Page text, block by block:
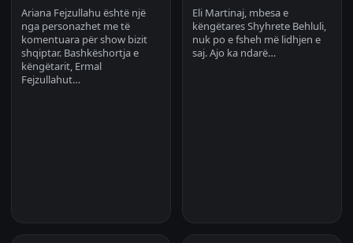
Ariana Fejzullahu është një
nga personazhet me të
komentuara për show bizit
shqiptar. Bashkëshortja e
këngëtarit, Ermal
Fejzullahut…
Eli Martinaj, mbesa e
këngëtares Shyhrete Behluli,
nuk po e fsheh më lidhjen e
saj. Ajo ka ndarë…